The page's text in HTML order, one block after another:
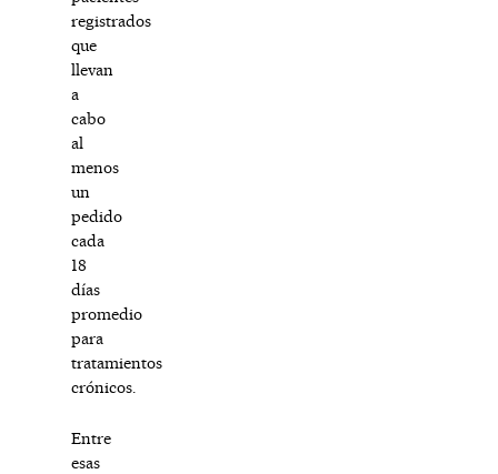
registrados
que
llevan
a
cabo
al
menos
un
pedido
cada
18
días
promedio
para
tratamientos
crónicos.
Entre
esas